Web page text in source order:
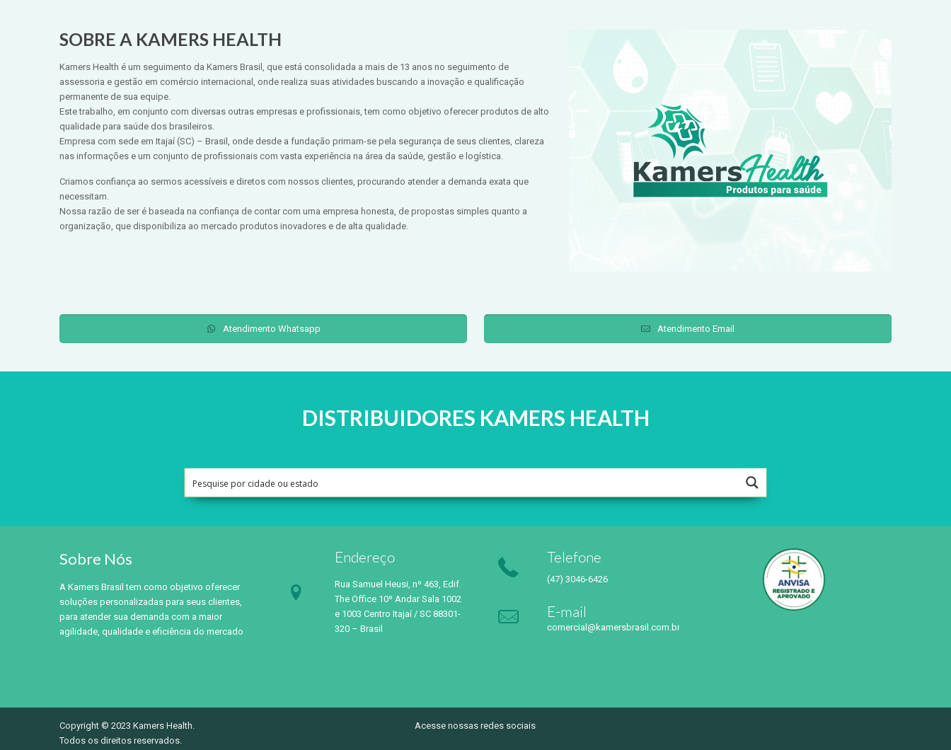
SOBRE A KAMERS HEALTH
Kamers Health é um seguimento da Kamers Brasil, que está consolidada a mais de 13 anos no seguimento de
assessoria e gestão em comércio internacional, onde realiza suas atividades buscando a inovação e qualificação
permanente de sua equipe.
Este trabalho, em conjunto com diversas outras empresas e profissionais, tem como objetivo oferecer produtos de alto
qualidade para saúde dos brasileiros.
Empresa com sede em Itajaí (SC) – Brasil, onde desde a fundação primam-se pela segurança de seus clientes, clareza
nas informações e um conjunto de profissionais com vasta experiência na área da saúde, gestão e logística.
Criamos confiança ao sermos acessíveis e diretos com nossos clientes, procurando atender a demanda exata que
necessitam.
Nossa razão de ser é baseada na confiança de contar com uma empresa honesta, de propostas simples quanto a
organização, que disponibiliza ao mercado produtos inovadores e de alta qualidade.
Atendimento Whatsapp Atendimento Email
DISTRIBUIDORES KAMERS HEALTH
Sobre Nós
A Kamers Brasil tem como objetivo oferecer
soluções personalizadas para seus clientes,
para atender sua demanda com a maior
agilidade, qualidade e eficiência do mercado
Endereço
Rua Samuel Heusi, nº 463, Edif.
The Office 10º Andar Sala 1002
e 1003 Centro Itajaí / SC 88301-
320 – Brasil
Telefone
(47) 3046-6426
E-mail
comercial@kamersbrasil.com.br
Copyright © 2023 Kamers Health.
Todos os direitos reservados.
Acesse nossas redes sociais